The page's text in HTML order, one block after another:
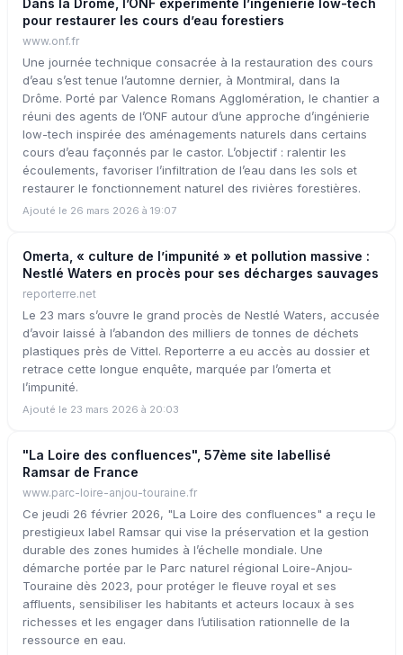
Dans la Drôme, l’ONF expérimente l’ingénierie low-tech
pour restaurer les cours d’eau forestiers
www.onf.fr
Une journée technique consacrée à la restauration des cours
d’eau s’est tenue l’automne dernier, à Montmiral, dans la
Drôme. Porté par Valence Romans Agglomération, le chantier a
réuni des agents de l’ONF autour d’une approche d’ingénierie
low-tech inspirée des aménagements naturels dans certains
cours d’eau façonnés par le castor. L’objectif : ralentir les
écoulements, favoriser l’infiltration de l’eau dans les sols et
restaurer le fonctionnement naturel des rivières forestières.
Ajouté le 26 mars 2026 à 19:07
Omerta, « culture de l’impunité » et pollution massive :
Nestlé Waters en procès pour ses décharges sauvages
reporterre.net
Le 23 mars s’ouvre le grand procès de Nestlé Waters, accusée
d’avoir laissé à l’abandon des milliers de tonnes de déchets
plastiques près de Vittel. Reporterre a eu accès au dossier et
retrace cette longue enquête, marquée par l’omerta et
l’impunité.
Ajouté le 23 mars 2026 à 20:03
"La Loire des confluences", 57ème site labellisé
Ramsar de France
www.parc-loire-anjou-touraine.fr
Ce jeudi 26 février 2026, "La Loire des confluences" a reçu le
prestigieux label Ramsar qui vise la préservation et la gestion
durable des zones humides à l’échelle mondiale. Une
démarche portée par le Parc naturel régional Loire-Anjou-
Touraine dès 2023, pour protéger le fleuve royal et ses
affluents, sensibiliser les habitants et acteurs locaux à ses
richesses et les engager dans l’utilisation rationnelle de la
ressource en eau.